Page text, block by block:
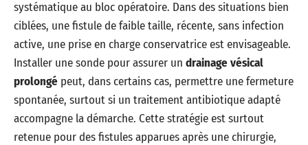
systématique au bloc opératoire. Dans des situations bien
ciblées, une fistule de faible taille, récente, sans infection
active, une prise en charge conservatrice est envisageable.
Installer une sonde pour assurer un drainage vésical
prolongé peut, dans certains cas, permettre une fermeture
spontanée, surtout si un traitement antibiotique adapté
accompagne la démarche. Cette stratégie est surtout
retenue pour des fistules apparues après une chirurgie,